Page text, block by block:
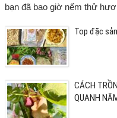
bạn đã bao giờ nếm thử
Top đặc
CÁCH
QUANH